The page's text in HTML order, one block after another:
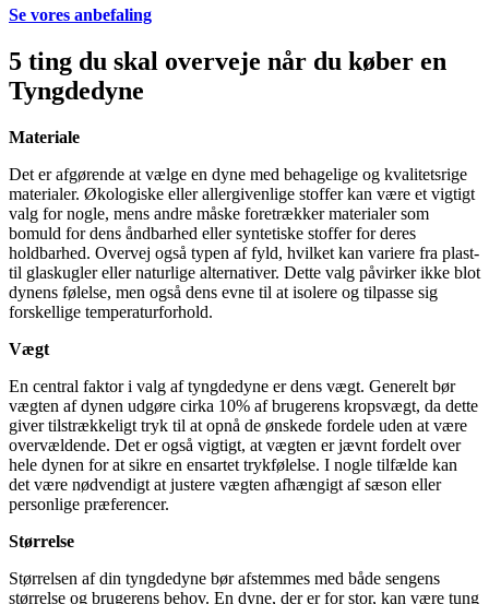
Se vores anbefaling
5 ting du skal overveje når du køber en
Tyngdedyne
Materiale
Det er afgørende at vælge en dyne med behagelige og kvalitetsrige
materialer. Økologiske eller allergivenlige stoffer kan være et vigtigt
valg for nogle, mens andre måske foretrækker materialer som
bomuld for dens åndbarhed eller syntetiske stoffer for deres
holdbarhed. Overvej også typen af fyld, hvilket kan variere fra plast-
til glaskugler eller naturlige alternativer. Dette valg påvirker ikke blot
dynens følelse, men også dens evne til at isolere og tilpasse sig
forskellige temperaturforhold.
Vægt
En central faktor i valg af tyngdedyne er dens vægt. Generelt bør
vægten af dynen udgøre cirka 10% af brugerens kropsvægt, da dette
giver tilstrækkeligt tryk til at opnå de ønskede fordele uden at være
overvældende. Det er også vigtigt, at vægten er jævnt fordelt over
hele dynen for at sikre en ensartet trykfølelse. I nogle tilfælde kan
det være nødvendigt at justere vægten afhængigt af sæson eller
personlige præferencer.
Størrelse
Størrelsen af din tyngdedyne bør afstemmes med både sengens
størrelse og brugerens behov. En dyne, der er for stor, kan være tung